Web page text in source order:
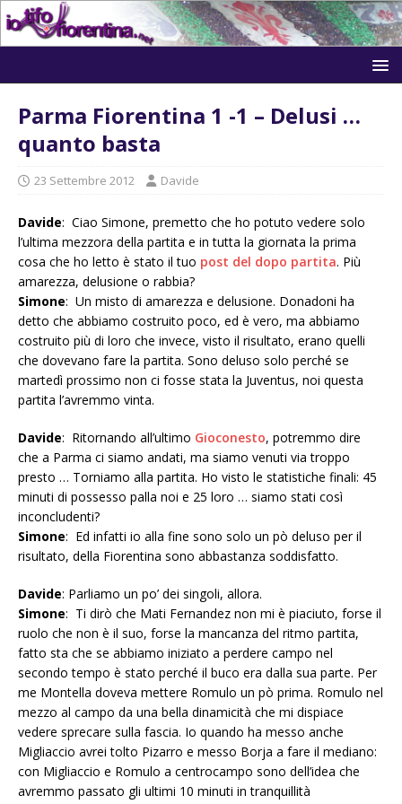
Parma Fiorentina 1 -1 – Delusi …
quanto basta
23 Settembre 2012 Davide
Davide: Ciao Simone, premetto che ho potuto vedere solo
l’ultima mezzora della partita e in tutta la giornata la prima
cosa che ho letto è stato il tuo post del dopo partita. Più
amarezza, delusione o rabbia?
Simone: Un misto di amarezza e delusione. Donadoni ha
detto che abbiamo costruito poco, ed è vero, ma abbiamo
costruito più di loro che invece, visto il risultato, erano quelli
che dovevano fare la partita. Sono deluso solo perché se
martedì prossimo non ci fosse stata la Juventus, noi questa
partita l’avremmo vinta.
Davide: Ritornando all’ultimo Gioconesto, potremmo dire
che a Parma ci siamo andati, ma siamo venuti via troppo
presto … Torniamo alla partita. Ho visto le statistiche finali: 45
minuti di possesso palla noi e 25 loro … siamo stati così
inconcludenti?
Simone: Ed infatti io alla fine sono solo un pò deluso per il
risultato, della Fiorentina sono abbastanza soddisfatto.
Davide: Parliamo un po’ dei singoli, allora.
Simone: Ti dirò che Mati Fernandez non mi è piaciuto, forse il
ruolo che non è il suo, forse la mancanza del ritmo partita,
fatto sta che se abbiamo iniziato a perdere campo nel
secondo tempo è stato perché il buco era dalla sua parte. Per
me Montella doveva mettere Romulo un pò prima. Romulo nel
mezzo al campo da una bella dinamicità che mi dispiace
vedere sprecare sulla fascia. Io quando ha messo anche
Migliaccio avrei tolto Pizarro e messo Borja a fare il mediano:
con Migliaccio e Romulo a centrocampo sono dell’idea che
avremmo passato gli ultimi 10 minuti in tranquillità